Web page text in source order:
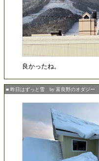
良かったね。
■ 昨日はずっと雪 by 富良野のオダジー